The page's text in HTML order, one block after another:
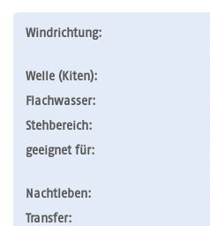
Windrichtung:
Welle (Kiten):
Flachwasser:
Stehbereich:
geeignet für:
Nachtleben:
Transfer: